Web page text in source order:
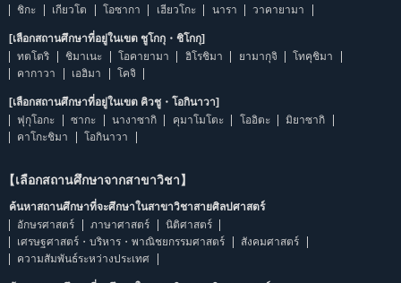
ชิกะ
เกียวโต โอซากา เฮียวโกะ นารา วาคายามา
[เลือกสถานศึกษาที่อยู่ในเขต ชูโกกุ・ชิโกกุ]
ทตโตริ
ชิมาเนะ โอคายามา ฮิโรชิมา ยามากุจิ
โทคุชิมา
คากาวา
เอฮิมา โคจิ
[เลือกสถานศึกษาที่อยู่ในเขต คิวชู・โอกินาวา]
ฟุกุโอกะ
ซากะ นางาซากิ คุมาโมโตะ โออิตะ
มิยาซากิ
คาโกะชิมา
โอกินาวา
【เลือกสถานศึกษาจากสาขาวิชา】
ค้นหาสถานศึกษาที่จะศึกษาในสาขาวิชาสายศิลปศาสตร์
อักษรศาสตร์
ภาษาศาสตร์
นิติศาสตร์
เศรษฐศาสตร์・บริหาร・พาณิชยกรรมศาสตร์
สังคมศาสตร์
ความสัมพันธ์ระหว่างประเทศ